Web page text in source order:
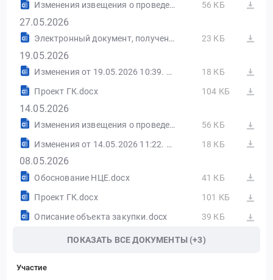
Изменения извещения о проведении запроса котировок в электронной форме от 19.05.2026 №ИИ2 в ред. 3
56 КБ
27.05.2026
Электронный документ, полученный из внешней системы 23 КБ
19.05.2026
Изменения от 19.05.2026 10:39. РТС-Тендер
18 КБ
Проект ГК.docx
104 КБ
14.05.2026
Изменения извещения о проведении запроса котировок в электронной форме
56 КБ
Изменения от 14.05.2026 11:22. РТС-Тендер
18 КБ
08.05.2026
Обоснование НЦЕ.docx
41 КБ
Проект ГК.docx
101 КБ
Описание объекта закупки.docx
39 КБ
ПОКАЗАТЬ ВСЕ ДОКУМЕНТЫ (+3)
Участие